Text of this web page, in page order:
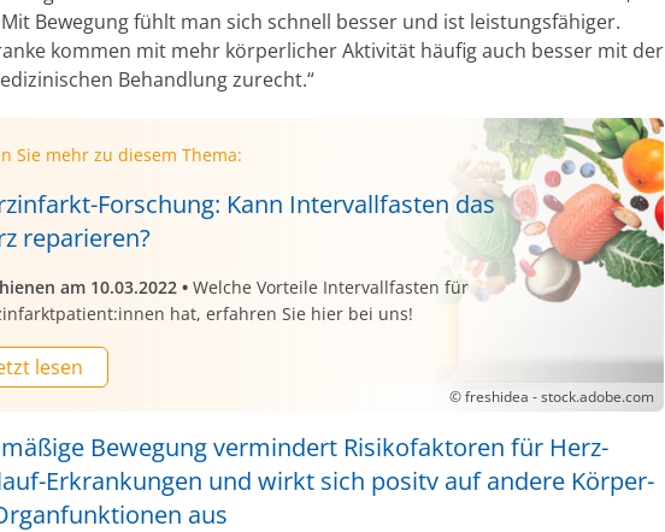
Bewegung fühlt man sich schnell besser und ist leistungsfähiger.
kommen mit mehr körperlicher Aktivität häufig auch besser mit der
Behandlung zurecht.“
Sie mehr zu diesem Thema:
Forschung: Kann Intervallfasten das
reparieren?
am 10.03.2022 • Welche Vorteile Intervallfasten für
hat, erfahren Sie hier bei uns!
lesen
© freshidea - stock.adobe.com
Bewegung vermindert Risikofaktoren für Herz-
Erkrankungen und wirkt sich positv auf andere Körper-
aus